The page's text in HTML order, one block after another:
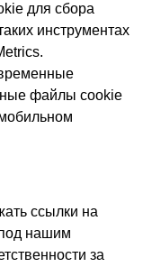
для сбора
инструментах
файлы cookie
ссылки на
нашим
за